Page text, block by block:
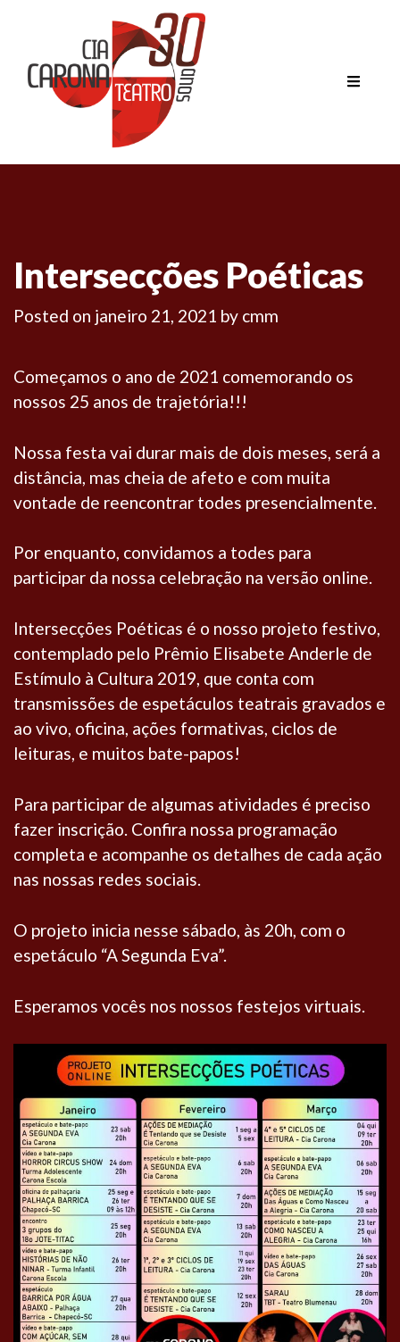
Intersecções Poéticas
Posted on janeiro 21, 2021 by cmm
Começamos o ano de 2021 comemorando os
nossos 25 anos de trajetória!!!
Nossa festa vai durar mais de dois meses, será a
distância, mas cheia de afeto e com muita
vontade de reencontrar todes presencialmente.
Por enquanto, convidamos a todes para
participar da nossa celebração na versão online.
Intersecções Poéticas é o nosso projeto festivo,
contemplado pelo Prêmio Elisabete Anderle de
Estímulo à Cultura 2019, que conta com
transmissões de espetáculos teatrais gravados e
ao vivo, oficina, ações formativas, ciclos de
leituras, e muitos bate-papos!
Para participar de algumas atividades é preciso
fazer inscrição. Confira nossa programação
completa e acompanhe os detalhes de cada ação
nas nossas redes sociais.
O projeto inicia nesse sábado, às 20h, com o
espetáculo “A Segunda Eva”.
Esperamos vocês nos nossos festejos virtuais.